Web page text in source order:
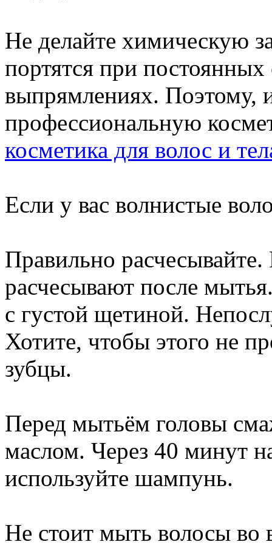
Не делайте химическую
портятся при
выпрямлениях. Поэтому,
профессиональную
косметика для волос и
Если у вас волнистые
Правильно
расчесывают после
с густой щетиной.
Хотите, чтобы этого не
зубцы.
Перед мытьём головы
маслом. Через 40 минут
используйте шампунь.
Не стоит мыть волосы